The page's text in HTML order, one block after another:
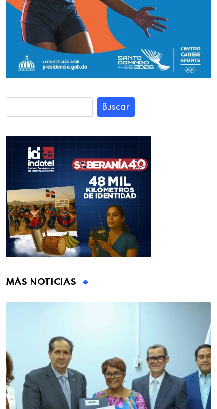
Buscar
MÁS NOTICIAS